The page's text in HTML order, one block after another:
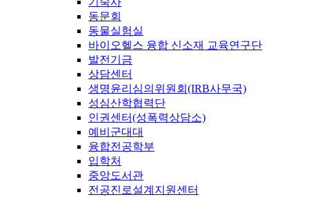
동문회
동물실험실
바이오헬스 융합 신소재 교육연구단
발전기금
상담센터
생명윤리심의위원회(IRB사무국)
성심산학협력단
인권센터(성폭력상담소)
예비군대대
융합전공학부
입학처
중앙도서관
전공진로설계지원센터